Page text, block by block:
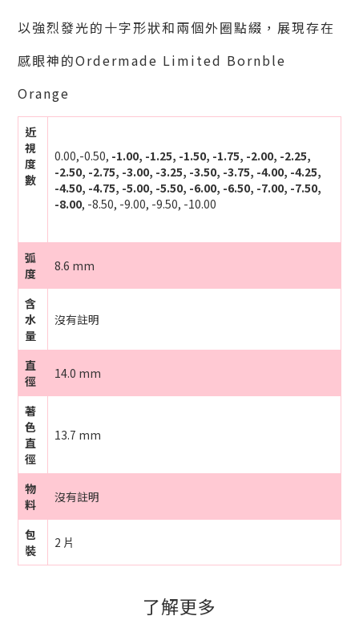
以強烈發光的十字形狀和兩個外圈點綴，展現存在
感眼神的Ordermade Limited Bornble
Orange
近
視
度
數
0.00,-0.50, -1.00, -1.25, -1.50, -1.75, -2.00, -2.25,
-2.50, -2.75, -3.00, -3.25, -3.50, -3.75, -4.00, -4.25,
-4.50, -4.75, -5.00, -5.50, -6.00, -6.50, -7.00, -7.50,
-8.00, -8.50, -9.00, -9.50, -10.00
弧
度
8.6 mm
含
水
量
沒有註明
直
徑
14.0 mm
著
色
直
徑
13.7 mm
物
料
沒有註明
包
裝
2 片
了解更多